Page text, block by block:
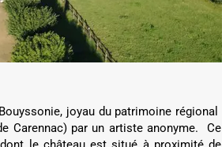
joyau du patrimoine régional
Carennac) par un artiste anonyme. Ce